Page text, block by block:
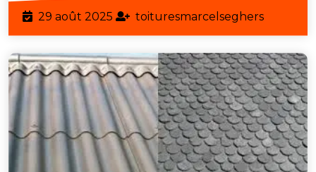
29 août 2025 29
août
toituresmarcelseghers